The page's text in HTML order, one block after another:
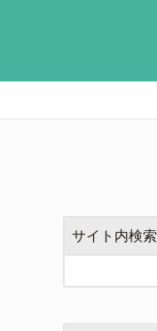
サイト内検索